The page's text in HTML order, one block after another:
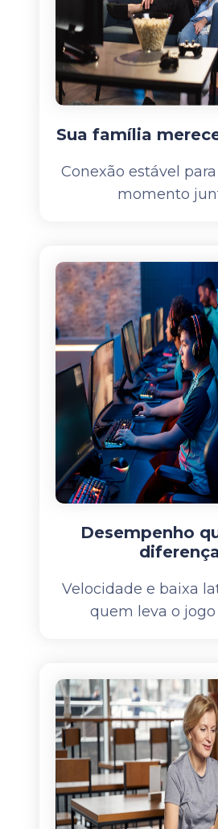
Sua família
Conexão estável
momento
Desempenho
Velocidade e baixa
quem leva o jogo